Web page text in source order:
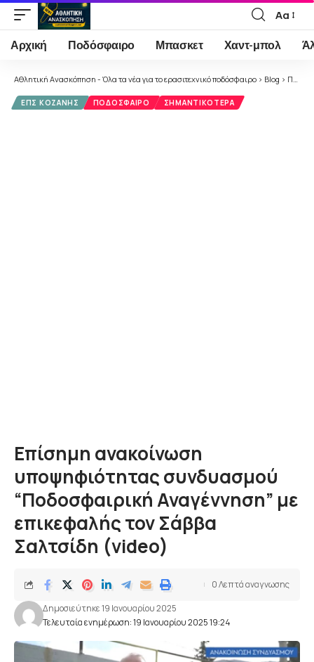
Font
Resizer
Αα
Αρχική Ποδόσφαιρο Μπασκετ Χαντ-μπολ
Αθλητική Ανασκόπηση - Όλα τα νέα για το ερασιτεχνικό ποδόσφαιρο > Blog > Ποδόσφαιρο
ΕΠΣ ΚΟΖΆΝΗΣ ΠΟΔΌΣΦΑΙΡΟ ΣΗΜΑΝΤΙΚΌΤΕΡΑ
Επίσημη ανακοίνωση
υποψηφιότητας συνδυασμού
“Ποδοσφαιρική Αναγέννηση” με
επικεφαλής τον Σάββα
Σαλτσίδη (video)
Τελευταία ενημέρωση: 19 Ιανουαρίου 2025 19:24
Δημοσιεύτηκε 19 Ιανουαρίου 2025
0 Λεπτά αναγνωσης